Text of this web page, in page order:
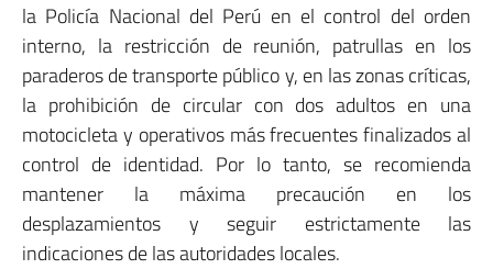
la Policía Nacional del Perú en el control del orden
interno, la restricción de reunión, patrullas en los
paraderos de transporte público y, en las zonas críticas,
la prohibición de circular con dos adultos en una
motocicleta y operativos más frecuentes finalizados al
control de identidad. Por lo tanto, se recomienda
mantener la máxima precaución en los
desplazamientos y seguir estrictamente las
indicaciones de las autoridades locales.